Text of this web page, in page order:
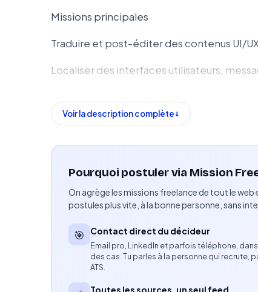
Missions principales
Traduire et post-éditer des contenus UI/
Localiser des interfaces utilisateurs,
Assurer la cohérence terminologique à
Collaborer avec les chefs de projet et
Respecter les délais de livraison dans
Maîtrise du chinois simplifié au niveau natif.
Excellente maîtrise professionnelle de
Voir la description complète
Pourquoi postuler via Mission
On agrège les missions freelance de tout le
postules plus vite, à la bonne personne, sans
🎯 Contact direct du décideur
Email pro, LinkedIn et parfois téléphone,
des cas. Tu parles à la personne qui recrute,
ATS.
Toutes les sources, un seul feed